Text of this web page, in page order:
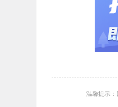
温馨提示：